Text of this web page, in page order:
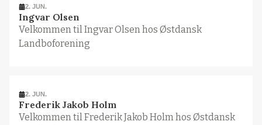
2. JUN.
Ingvar Olsen
Velkommen til Ingvar Olsen hos Østdansk
Landboforening
2. JUN.
Frederik Jakob Holm
Velkommen til Frederik Jakob Holm hos Østdansk